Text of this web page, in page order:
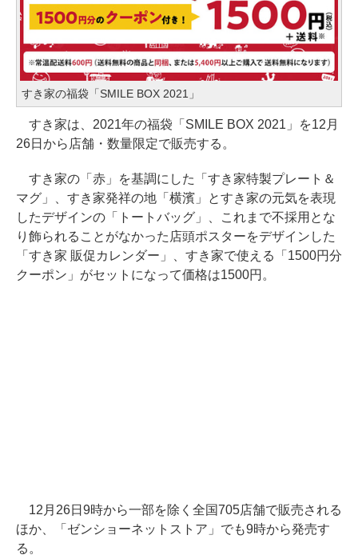
すき家の福袋「SMILE BOX 2021」
すき家は、2021年の福袋「SMILE BOX 2021」を12月
26日から店舗・数量限定で販売する。
すき家の「赤」を基調にした「すき家特製プレート＆
マグ」、すき家発祥の地「横濱」とすき家の元気を表現
したデザインの「トートバッグ」、これまで不採用とな
り飾られることがなかった店頭ポスターをデザインした
「すき家 販促カレンダー」、すき家で使える「1500円分
クーポン」がセットになって価格は1500円。
12月26日9時から一部を除く全国705店舗で販売される
ほか、「ゼンショーネットストア」でも9時から発売す
る。